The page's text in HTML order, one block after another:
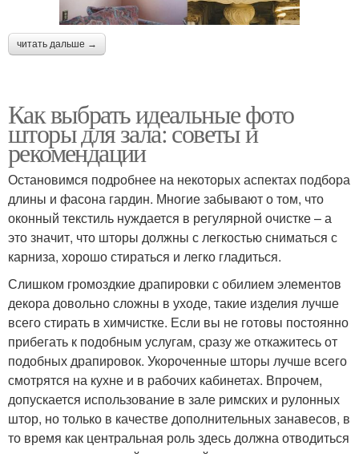
читать дальше →
Как выбрать идеальные фото
шторы для зала: советы и
рекомендации
Остановимся подробнее на некоторых аспектах подбора
длины и фасона гардин. Многие забывают о том, что
оконный текстиль нуждается в регулярной очистке – а
это значит, что шторы должны с легкостью сниматься с
карниза, хорошо стираться и легко гладиться.
Слишком громоздкие драпировки с обилием элементов
декора довольно сложны в уходе, такие изделия лучше
всего стирать в химчистке. Если вы не готовы постоянно
прибегать к подобным услугам, сразу же откажитесь от
подобных драпировок. Укороченные шторы лучше всего
смотрятся на кухне и в рабочих кабинетах. Впрочем,
допускается использование в зале римских и рулонных
штор, но только в качестве дополнительных занавесов, в
то время как центральная роль здесь должна отводиться